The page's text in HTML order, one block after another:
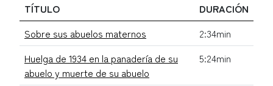
TÍTULO
DURACIÓN
Sobre sus abuelos maternos
2:34min
Huelga de 1934 en la panadería de su
abuelo y muerte de su abuelo
5:24min